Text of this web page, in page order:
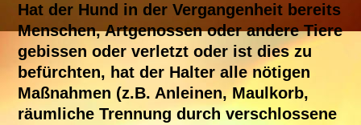
Hat der Hund in der Vergangenheit bereits
Menschen, Artgenossen oder andere Tiere
gebissen oder verletzt oder ist dies zu
befürchten, hat der Halter alle nötigen
Maßnahmen (z.B. Anleinen, Maulkorb,
räumliche Trennung durch verschlossene